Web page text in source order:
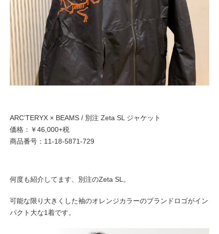
ARC’TERYX × BEAMS / 別注 Zeta SL ジャケット
価格：￥46,000+税
商品番号：11-18-5871-729
何度も紹介してます、別注のZeta SL。
可能な限り大きくした袖のオレンジカラーのブランドロゴがイン
パクト大な1着です。